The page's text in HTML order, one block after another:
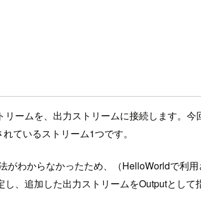
ームを、出力ストリームに接続します。
ているストリーム1つです。
わからなかったため、（HelloWorldで利用
、追加した出力ストリームをOutputとし